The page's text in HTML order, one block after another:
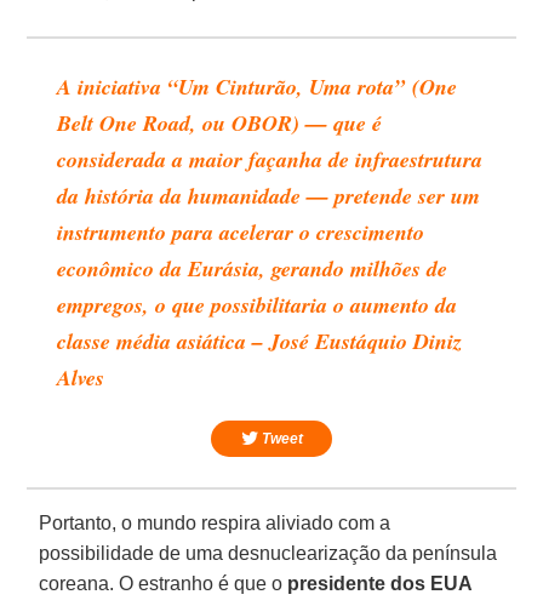
A iniciativa “Um Cinturão, Uma rota” (One
Belt One Road, ou OBOR) — que é
considerada a maior façanha de infraestrutura
da história da humanidade — pretende ser um
instrumento para acelerar o crescimento
econômico da Eurásia, gerando milhões de
empregos, o que possibilitaria o aumento da
classe média asiática – José Eustáquio Diniz
Alves
Tweet
Portanto, o mundo respira aliviado com a
possibilidade de uma desnuclearização da península
coreana. O estranho é que o presidente dos EUA